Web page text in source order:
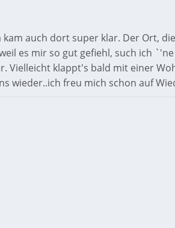
auch dort super klar. Der Ort,
es mir so gut gefiehl, such ich
Vielleicht klappt's bald mit einer
wieder..ich freu mich schon auf